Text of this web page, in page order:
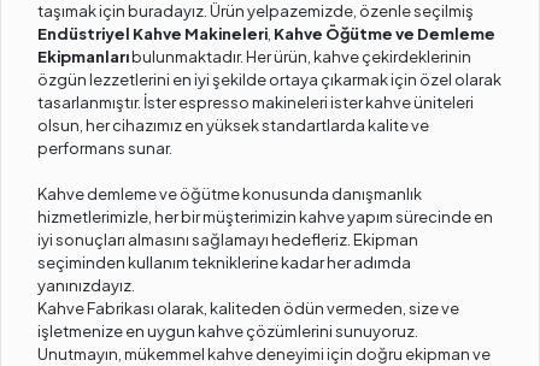
taşımak için buradayız. Ürün yelpazemizde, özenle seçilmiş
Endüstriyel Kahve Makineleri Kahve Öğütme ve Demleme
Ekipmanlarıbulunmaktadır. Her ürün, kahve çekirdeklerinin
özgün lezzetlerini en iyi şekilde ortaya çıkarmak için özel olarak
tasarlanmıştır. İster espresso makineleri ister kahve üniteleri
olsun, her cihazımız en yüksek standartlarda kalite ve
performans sunar.
Kahve demleme ve öğütme konusunda danışmanlık
hizmetlerimizle, her bir müşterimizin kahve yapım sürecinde en
iyi sonuçları almasını sağlamayı hedefleriz. Ekipman
seçiminden kullanım tekniklerine kadar her adımda
yanınızdayız.
Kahve Fabrikası olarak, kaliteden ödün vermeden, size ve
işletmenize en uygun kahve çözümlerini sunuyoruz.
Unutmayın, mükemmel kahve deneyimi için doğru ekipman ve